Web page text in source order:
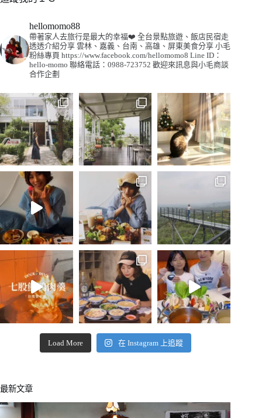
hellomomo88
帶著家人去旅行是最大的幸福❤️ 全台景點旅遊、飯店民宿走
透透介紹分享 雲林、嘉義、台南、高雄、屏東美食分享 小毛
粉絲專頁 https://www.facebook.com/hellomomo8 Line ID：
hello-momo 聯絡電話：0988-723752 歡迎來訊息與小毛商談
合作企劃
Load More 在 Instagram 上追蹤
最新文章